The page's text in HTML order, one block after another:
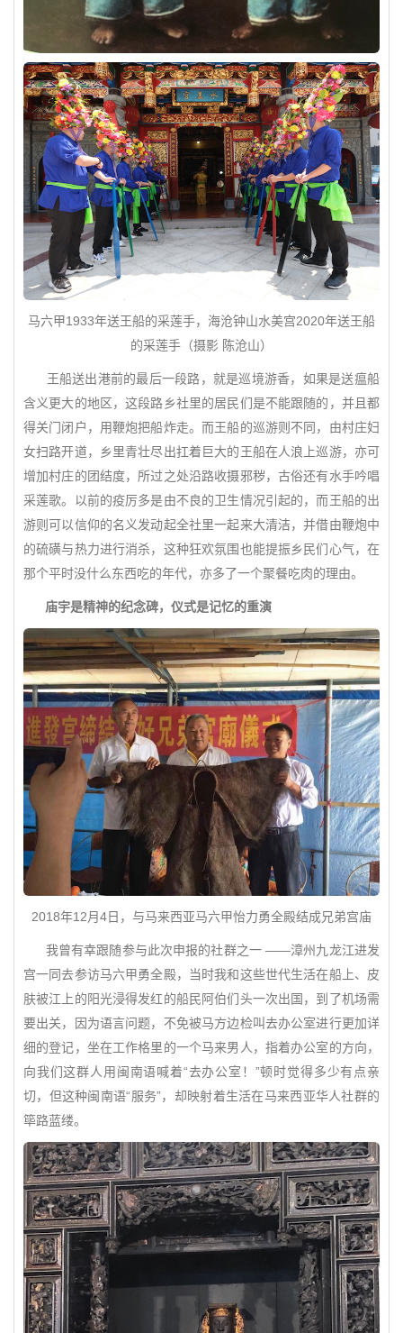
马六甲1933年送王船的采莲手，海沧钟山水美宫2020年送王船
的采莲手（摄影 陈沧山）
王船送出港前的最后一段路，就是巡境游香，如果是送瘟船
含义更大的地区，这段路乡社里的居民们是不能跟随的，并且都
得关门闭户，用鞭炮把船炸走。而王船的巡游则不同，由村庄妇
女扫路开道，乡里青壮尽出扛着巨大的王船在人浪上巡游，亦可
增加村庄的团结度，所过之处沿路收摄邪秽，古俗还有水手吟唱
采莲歌。以前的疫厉多是由不良的卫生情况引起的，而王船的出
游则可以信仰的名义发动起全社里一起来大清洁，并借由鞭炮中
的硫磺与热力进行消杀，这种狂欢氛围也能提振乡民们心气，在
那个平时没什么东西吃的年代，亦多了一个聚餐吃肉的理由。
庙宇是精神的纪念碑，仪式是记忆的重演
2018年12月4日，与马来西亚马六甲怡力勇全殿结成兄弟宫庙
我曾有幸跟随参与此次申报的社群之一 ——漳州九龙江进发
宫一同去参访马六甲勇全殿，当时我和这些世代生活在船上、皮
肤被江上的阳光浸得发红的船民阿伯们头一次出国，到了机场需
要出关，因为语言问题，不免被马方边检叫去办公室进行更加详
细的登记，坐在工作格里的一个马来男人，指着办公室的方向，
向我们这群人用闽南语喊着“去办公室！”顿时觉得多少有点亲
切，但这种闽南语“服务”，却映射着生活在马来西亚华人社群的
筚路蓝缕。